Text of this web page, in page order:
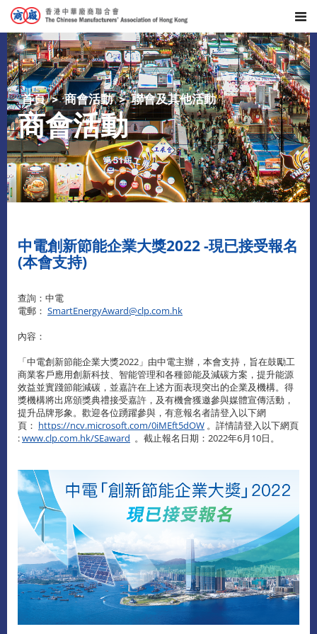
首頁 商會活動 聯會及其他活動
商會活動
中電創新節能企業大獎2022 -現已接受報名
(本會支持)
查詢：中電
電郵： SmartEnergyAward@clp.com.hk
內容：
「中電創新節能企業大獎2022」由中電主辦，本會支持，旨在鼓勵工
商業客戶應用創新科技、智能管理和各種節能及減碳方案，提升能源
效益並實踐節能減碳，並嘉許在上述方面表現突出的企業及機構。得
獎機構將出席頒獎典禮接受嘉許，及有機會獲邀參與媒體宣傳活動，
提升品牌形象。歡迎各位踴躍參與，有意報名者請登入以下網
頁： https://ncv.microsoft.com/0iMEft5dOW 。詳情請登入以下網頁
:www.clp.com.hk/SEaward 。截止報名日期：2022年6月10日。